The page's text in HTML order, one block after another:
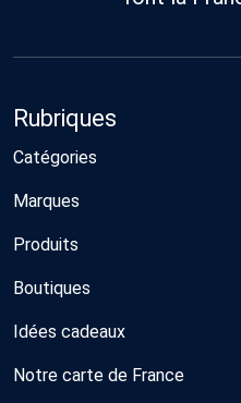
Rubriques
Catégories
Marques
Produits
Boutiques
Idées cadeaux
Notre carte de France